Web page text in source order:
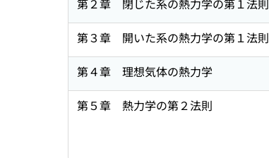
第２章 閉じた系の熱力学の第１法則
第３章 開いた系の熱力学の第１法則
第４章 理想気体の熱力学
第５章 熱力学の第２法則